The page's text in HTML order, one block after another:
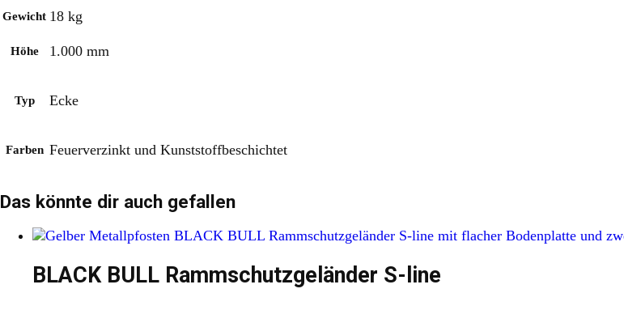
Gewicht 18 kg
Höhe 1.000 mm
Typ Ecke
Farben Feuerverzinkt und Kunststoffbeschichtet
Das könnte dir auch gefallen
BLACK BULL Rammschutzgeländer S-line